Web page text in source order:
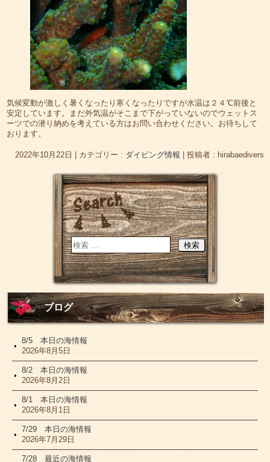
気候変動が激しく暑くなったり寒くなったりですが水温は２４℃前後と
安定しています。まだ外気温がそこまで下がっていないのでウェットス
ーツでの潜り納めを考えている方はお問い合わせください。お待ちして
おります。
2022年10月22日 | カテゴリー : ダイビング情報 | 投稿者 : hirabaedivers
ブログ
8/5 本日の海情報
2026年8月5日
8/2 本日の海情報
2026年8月2日
8/1 本日の海情報
2026年8月1日
7/29 本日の海情報
2026年7月29日
7/28 最近の海情報